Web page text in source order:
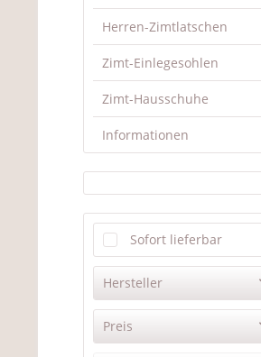
Herren-Zimtlatschen
Zimt-Einlegesohlen
Zimt-Hausschuhe
Informationen
Sofort lieferbar
Hersteller
_
Les
Preis